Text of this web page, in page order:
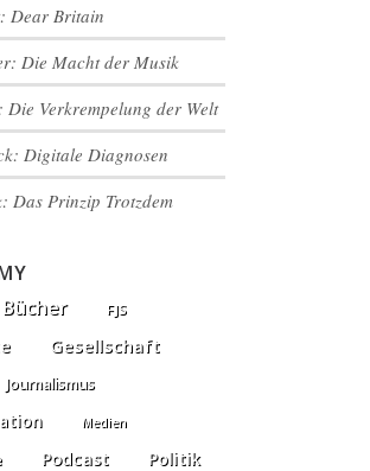
Dear Britain
Die Macht der Musik
Verkrempelung der Welt
Digitale Diagnosen
Das Prinzip Trotzdem
Bücher FJS
Gesellschaft
Journalismus
Medien
Podcast Politik